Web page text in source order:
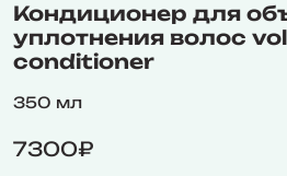
Кондиционер для
уплотнения волос
conditioner
350 мл
7300₽